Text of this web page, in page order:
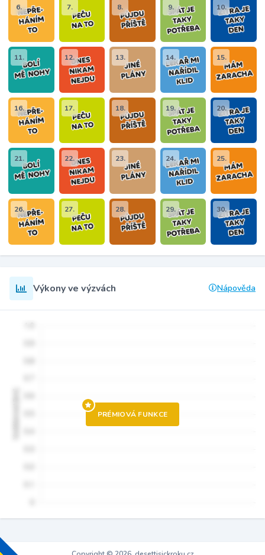
6. 7. 8. 9. 10.
11. 12. 13. 14. 15.
16. 17. 18. 19. 20.
21. 22. 23. 24. 25.
26. 27. 28. 29. 30.
Výkony ve výzvách Nápověda
PRÉMIOVÁ FUNKCE